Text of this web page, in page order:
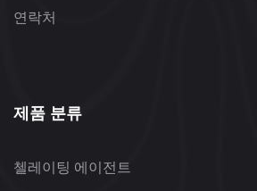
연락처
제품 분류
첼레이팅 에이전트